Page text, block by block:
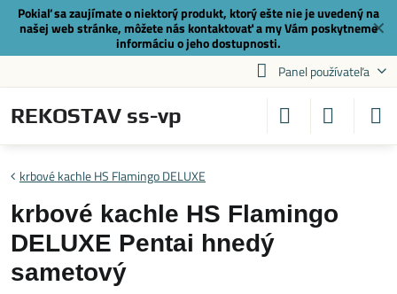
✕
Pokiaľ sa zaujímate o niektorý produkt, ktorý ešte nie je uvedený na
našej web stránke, môžete nás kontaktovaťa my Vám poskytneme
informáciu o jeho dostupnosti.
Panel používateľa
REKOSTAV ss-vp
krbové kachle HS Flamingo DELUXE
krbové kachle HS Flamingo
DELUXE Pentai hnedý
sametový